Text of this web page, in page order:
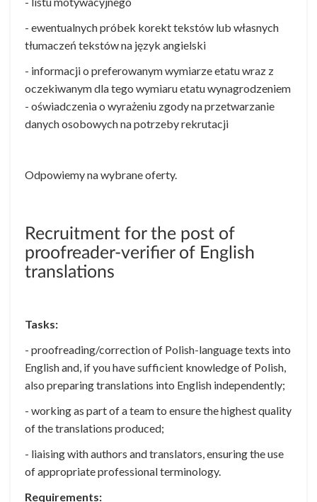
- ewentualnych próbek korekt tekstów lub własnych
tłumaczeń tekstów na język angielski
- informacji o preferowanym wymiarze etatu wraz z
oczekiwanym dla tego wymiaru etatu wynagrodzeniem
- oświadczenia o wyrażeniu zgody na przetwarzanie
danych osobowych na potrzeby rekrutacji
Odpowiemy na wybrane oferty.
Recruitment for the post of
proofreader-verifier of English
translations
Tasks:
- proofreading/correction of Polish-language texts into
English and, if you have sufficient knowledge of Polish,
also preparing translations into English independently;
- working as part of a team to ensure the highest quality
of the translations produced;
- liaising with authors and translators, ensuring the use
of appropriate professional terminology.
Requirements: